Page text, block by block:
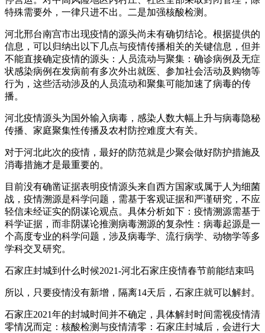
特殊需要外，一律只进不出。二是加强核酸检测。
河北邢台南宫市出现疫情的源头尚未有确切结论。根据提供的
信息，可以归纳出以下几点与疫情传播相关的关键信息，但并
不能直接确定疫情的源头：人员流动与聚集：确诊病例及无症
状感染病例在发病前有多次外出就医、参加社会活动及购物等
行为，这些活动涉及的人员流动和聚集可能加速了病毒的传
播。
河北疫情源头为国外输入病毒，感染人数大幅上升与病毒隐秘
传播、家庭聚集性传播及农村防控难度大有关。
对于河北此次的疫情，最好的防范就是少聚会做好防护措施及
消毒措施才是最重要的。
目前没有确凿证据表明疫情源头来自西方国家或属于人为细菌
战，疫情溯源是科学问题，需基于客观证据和严谨研究，不应
轻信未经证实的阴谋论观点。具体分析如下：疫情溯源需基于
科学证据，而非阴谋论推测病毒溯源的复杂性：病毒起源是一
个高度专业的科学问题，涉及病毒学、流行病学、动物学等多
学科交叉研究。
石家庄封城到什么时候2021-河北石家庄疫情春节前能结束吗
所以，只要疫情没有新增，隔离14天后，石家庄就可以解封。
石家庄2021年的封城时间并不确定，具体解封时间需视疫情清
零情况而定：核酸检测与疫情清零：石家庄封城后，会进行大